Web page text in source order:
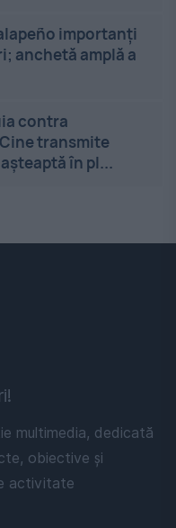
importanți
anchetă amplă a
contra
transmite
în pl...
multimedia, dedicată
obiective și
activitate